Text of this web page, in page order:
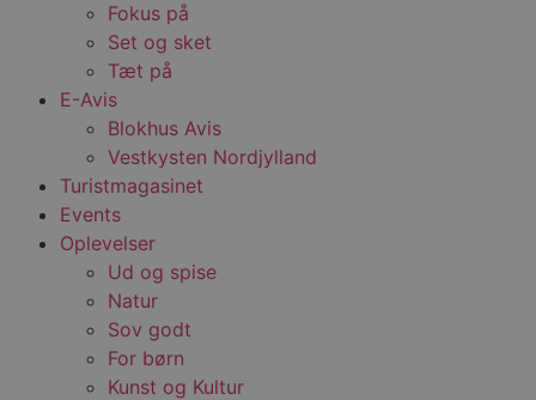
Fokus på
Set og sket
Tæt på
E-Avis
Blokhus Avis
Vestkysten Nordjylland
Turistmagasinet
Events
Oplevelser
Ud og spise
Natur
Sov godt
For børn
Kunst og Kultur